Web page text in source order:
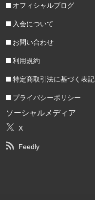
オフィシャルブログ
入会について
お問い合わせ
利用規約
特定商取引法に基づく表記
プライバシーポリシー
ソーシャルメディア
X
Feedly